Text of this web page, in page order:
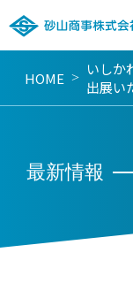
HOME > いしか
出展い
最新情報